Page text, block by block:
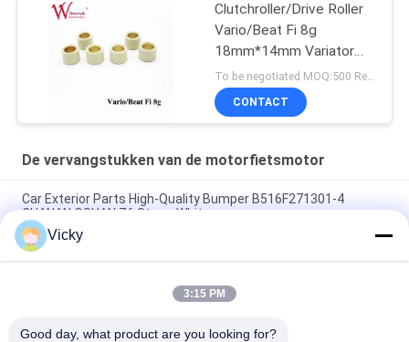
Clutchroller/Drive Roller
Vario/Beat Fi 8g
18mm*14mm Variator
Rubber & Alloy
To be negotiated MOQ:500 Reeksen
CONTACT
De vervangstukken van de motorfietsmotor
Car Exterior Parts High-Quality Bumper B516F271301-4
CHANAN OSHAN​ Z6 Starry White
Startmotor Honda EX5 Motorfiets motor onderdelen
goedkoop groothandel met hoge prestaties
Motorfietsversteker voor CPR8EAIX-9 China Leveranciers
Vicky
3:15 PM
Good day, what product are you looking for?